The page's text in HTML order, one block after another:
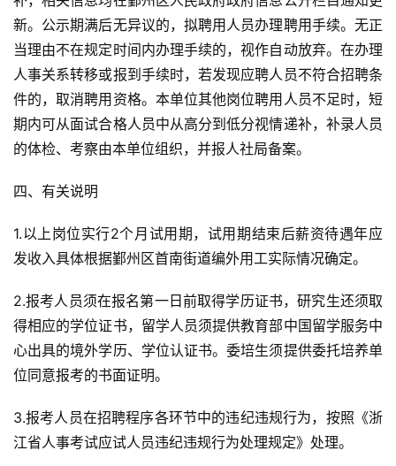
新。公示期满后无异议的，拟聘用人员办理聘用手续。无正
当理由不在规定时间内办理手续的，视作自动放弃。在办理
人事关系转移或报到手续时，若发现应聘人员不符合招聘条
件的，取消聘用资格。本单位其他岗位聘用人员不足时，短
期内可从面试合格人员中从高分到低分视情递补，补录人员
的体检、考察由本单位组织，并报人社局备案。
四、有关说明
1.以上岗位实行2个月试用期，试用期结束后薪资待遇年应
发收入具体根据鄞州区首南街道编外用工实际情况确定。
2.报考人员须在报名第一日前取得学历证书，研究生还须取
得相应的学位证书，留学人员须提供教育部中国留学服务中
心出具的境外学历、学位认证书。委培生须提供委托培养单
位同意报考的书面证明。
3.报考人员在招聘程序各环节中的违纪违规行为，按照《浙
江省人事考试应试人员违纪违规行为处理规定》处理。